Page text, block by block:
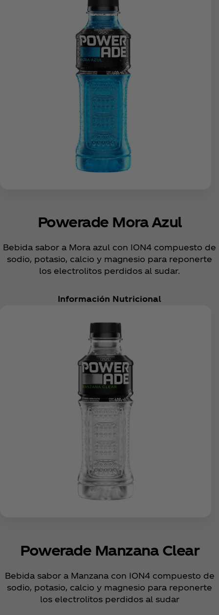
Powerade Mora Azul
Bebida sabor a Mora azul con ION4 compuesto de
sodio, potasio, calcio y magnesio para reponerte
los electrolitos perdidos al sudar.
Información Nutricional
Powerade Manzana Clear
Bebida sabor a Manzana con ION4 compuesto de
sodio, potasio, calcio y magnesio para reponerte
los electrolitos perdidos al sudar